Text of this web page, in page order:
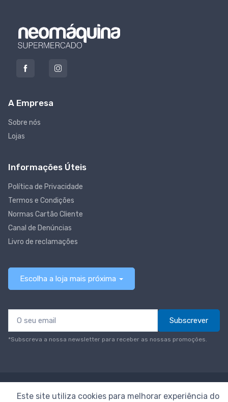
A Empresa
Sobre nós
Lojas
Informações Úteis
Política de Privacidade
Termos e Condições
Normas Cartão Cliente
Canal de Denúncias
Livro de reclamações
Escolha a loja mais próxima
Subscrever
*Subscreva a nossa newsletter para receber as nossas promoções.
© Todos os direitos reservadosNeomáquina
Este site utiliza cookies para melhorar experiência do